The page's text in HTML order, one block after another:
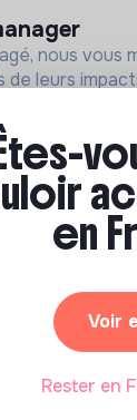
nous vous
de leurs
et
ou
et
en
Voir
Rester en